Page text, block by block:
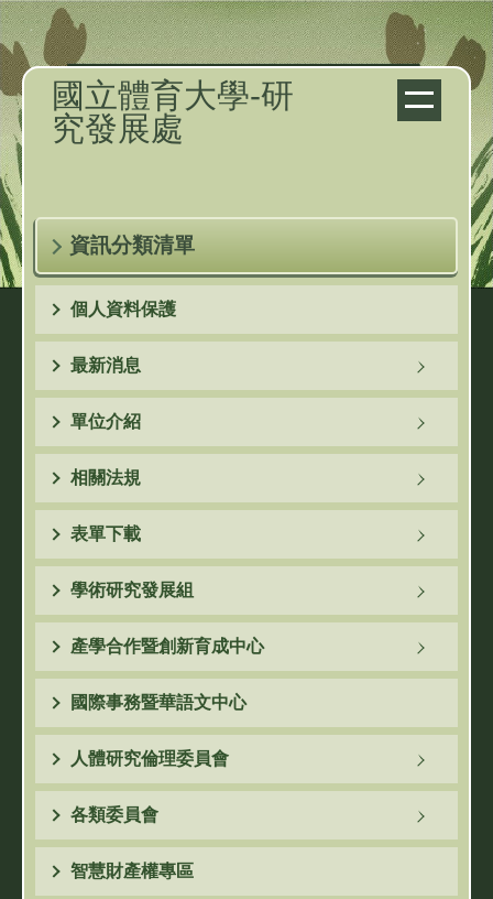
跳
到
主
要
內
容
區
國立體育大學-研
究發展處
資訊分類清單
個人資料保護
最新消息
單位介紹
相關法規
表單下載
學術研究發展組
產學合作暨創新育成中心
國際事務暨華語文中心
人體研究倫理委員會
各類委員會
智慧財產權專區